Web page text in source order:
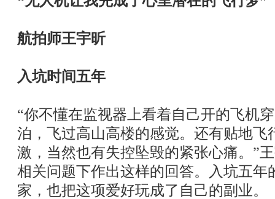
航拍师王宇昕
入坑时间五年
“你不懂在监视器上看着自己开的飞机
泊，飞过高山高楼的感觉。还有贴地飞
激，当然也有失控坠毁的紧张心痛。”
相关问题下作出这样的回答。入坑五年
家，也把这项爱好玩成了自己的副业。